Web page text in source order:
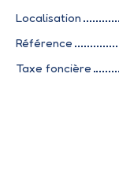
Localisation
Référence
Taxe foncière